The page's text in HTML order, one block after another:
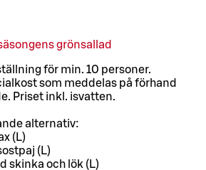
grönsallad
för min. 10 personer.
som meddelas på förhand
Priset inkl. isvatten.
alternativ:
(L)
(L)
skinka och lök (L)